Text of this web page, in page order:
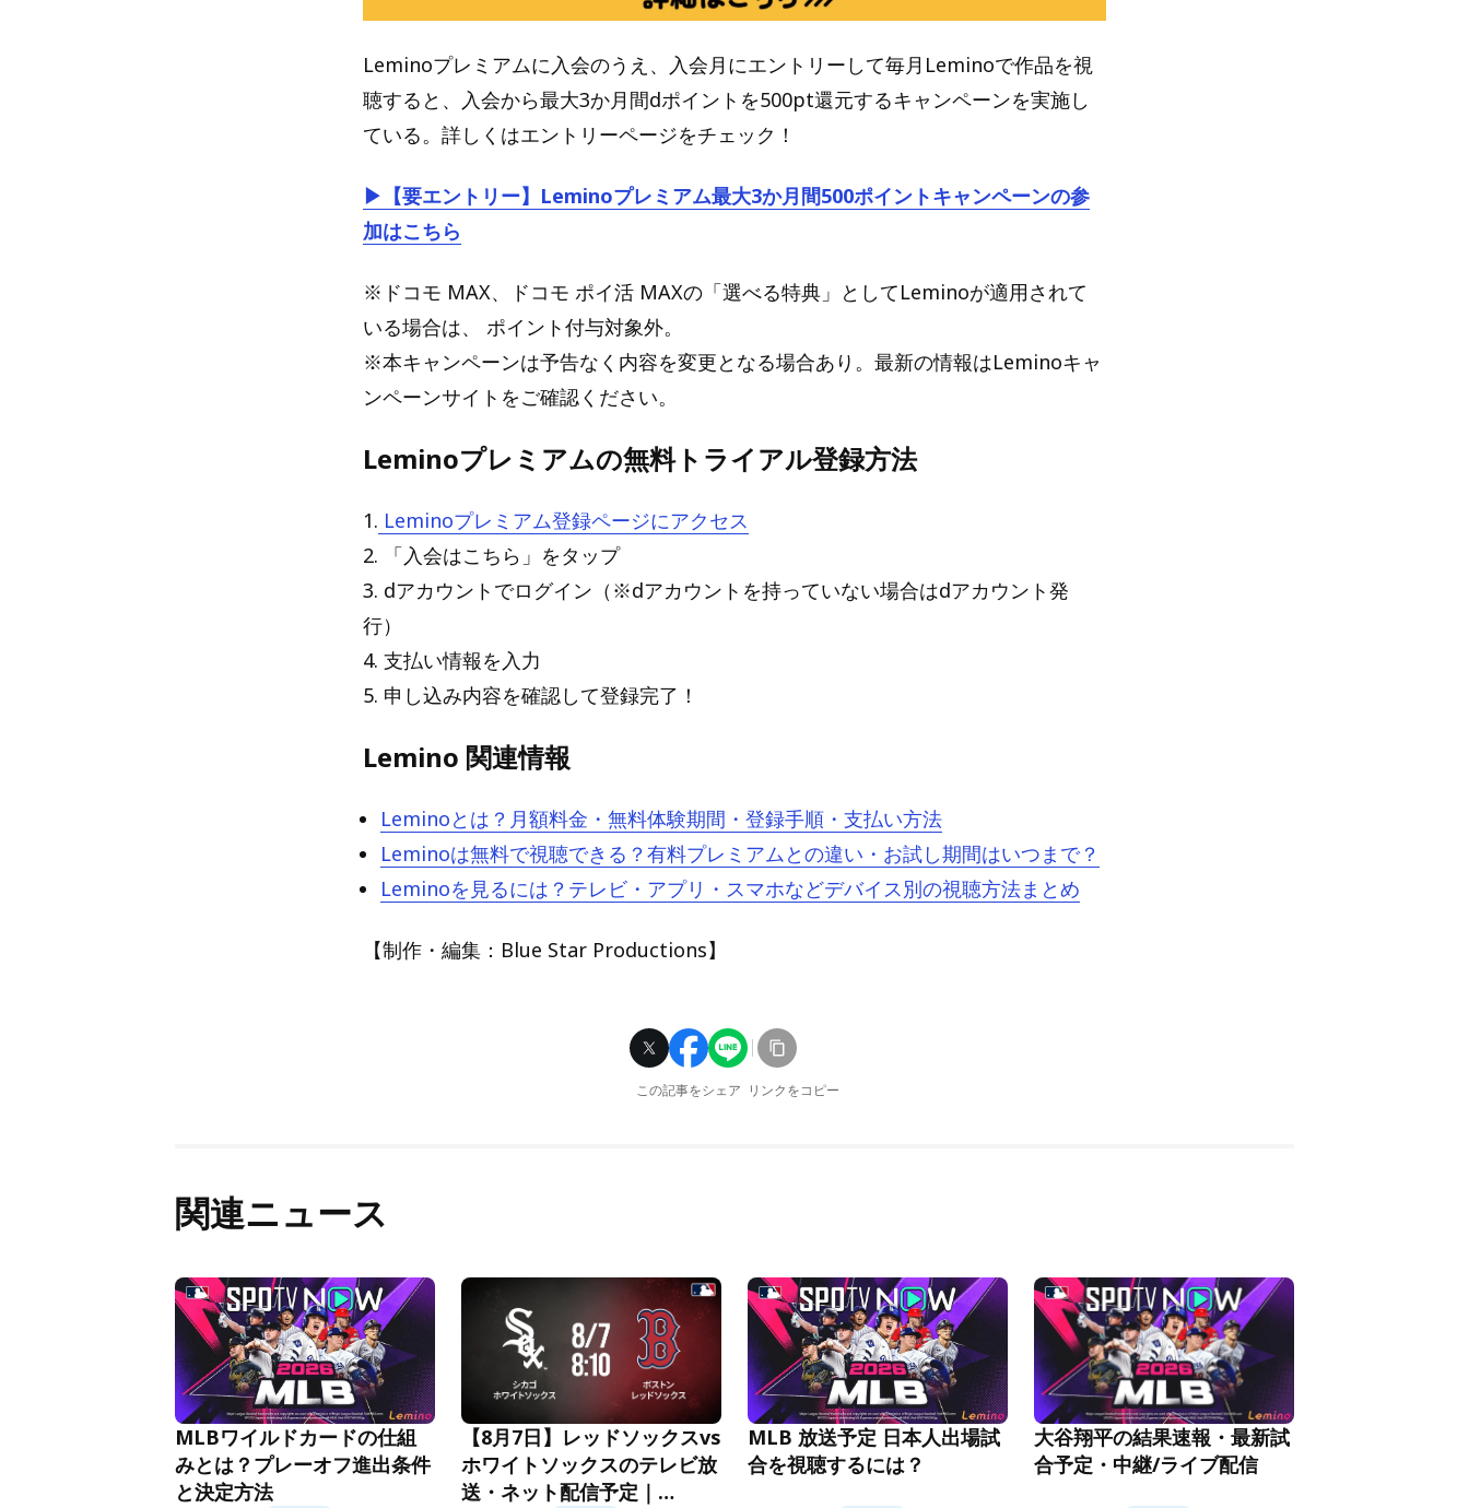
Leminoプレミアムに入会のうえ、入会月にエントリーして毎月Leminoで作品を視
聴すると、入会から最大3か月間dポイントを500pt還元するキャンペーンを実施し
ている。詳しくはエントリーページをチェック！
▶【要エントリー】Leminoプレミアム最大3か月間500ポイントキャンペーンの参
加はこちら
※ドコモ MAX、ドコモ ポイ活 MAXの「選べる特典」としてLeminoが適用されて
いる場合は、 ポイント付与対象外。
※本キャンペーンは予告なく内容を変更となる場合あり。最新の情報はLeminoキャ
ンペーンサイトをご確認ください。
Leminoプレミアムの無料トライアル登録方法
1. Leminoプレミアム登録ページにアクセス
2. 「入会はこちら」をタップ
3. dアカウントでログイン（※dアカウントを持っていない場合はdアカウント発
行）
4. 支払い情報を入力
5. 申し込み内容を確認して登録完了！
Lemino 関連情報
Leminoとは？月額料金・無料体験期間・登録手順・支払い方法
Leminoは無料で視聴できる？有料プレミアムとの違い・お試し期間はいつまで？
Leminoを見るには？テレビ・アプリ・スマホなどデバイス別の視聴方法まとめ
【制作・編集：Blue Star Productions】
この記事をシェア リンクをコピー
関連ニュース
MLBワイルドカードの仕組
みとは？プレーオフ進出条件
と決定方法
【8月7日】レッドソックスvs
ホワイトソックスのテレビ放
送・ネット配信予定｜
MLB 放送予定 日本人出場試
合を視聴するには？
大谷翔平の結果速報・最新試
合予定・中継/ライブ配信